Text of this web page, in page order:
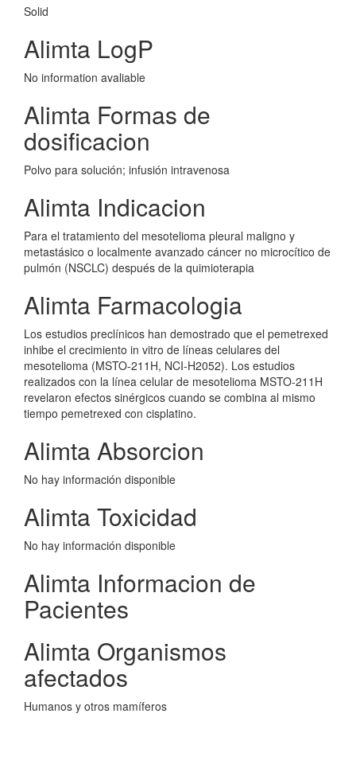
Solid
Alimta LogP
No information avaliable
Alimta Formas de
dosificacion
Polvo para solución; infusión intravenosa
Alimta Indicacion
Para el tratamiento del mesotelioma pleural maligno y
metastásico o localmente avanzado cáncer no microcítico de
pulmón (NSCLC) después de la quimioterapia
Alimta Farmacologia
Los estudios preclínicos han demostrado que el pemetrexed
inhibe el crecimiento in vitro de líneas celulares del
mesotelioma (MSTO-211H, NCI-H2052). Los estudios
realizados con la línea celular de mesotelioma MSTO-211H
revelaron efectos sinérgicos cuando se combina al mismo
tiempo pemetrexed con cisplatino.
Alimta Absorcion
No hay información disponible
Alimta Toxicidad
No hay información disponible
Alimta Informacion de
Pacientes
Alimta Organismos
afectados
Humanos y otros mamíferos